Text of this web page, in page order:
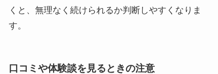
くと、無理なく続けられるか判断しやすくなりま
す。
口コミや体験談を見るときの注意